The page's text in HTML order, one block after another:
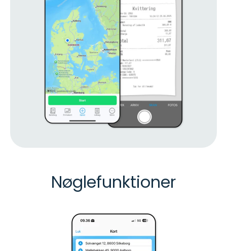
Nøglefunktioner